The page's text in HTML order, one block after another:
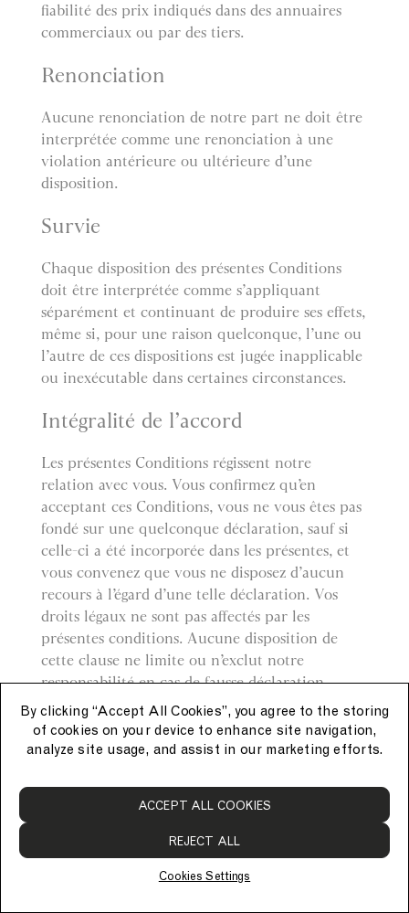
fiabilité des prix indiqués dans des annuaires
commerciaux ou par des tiers.
Renonciation
Aucune renonciation de notre part ne doit être
interprétée comme une renonciation à une
violation antérieure ou ultérieure d’une
disposition.
Survie
Chaque disposition des présentes Conditions
doit être interprétée comme s’appliquant
séparément et continuant de produire ses effets,
même si, pour une raison quelconque, l’une ou
l’autre de ces dispositions est jugée inapplicable
ou inexécutable dans certaines circonstances.
Intégralité de l’accord
Les présentes Conditions régissent notre
relation avec vous. Vous confirmez qu’en
acceptant ces Conditions, vous ne vous êtes pas
fondé sur une quelconque déclaration, sauf si
celle-ci a été incorporée dans les présentes, et
vous convenez que vous ne disposez d’aucun
recours à l’égard d’une telle déclaration. Vos
droits légaux ne sont pas affectés par les
présentes conditions. Aucune disposition de
cette clause ne limite ou n’exclut notre
responsabilité en cas de fausse déclaration
frauduleuse ou négligente, qu’elle ait ou non été
intégrée aux présentes Conditions.
Les présentes Conditions sont régies et
interprétées conformément au droit anglais et
vous vous soumettez irrévocablement à la
compétence exclusive des tribunaux anglais.
By clicking “Accept All Cookies”, you agree to the storing
of cookies on your device to enhance site navigation,
analyze site usage, and assist in our marketing efforts.
Cookies Settings
REJECT ALL
ACCEPT ALL COOKIES